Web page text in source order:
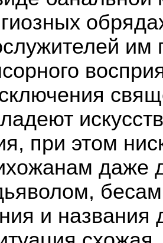
им
при этом
даже
и названия